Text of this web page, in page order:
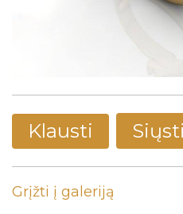
Klausti Siųsti
Grįžti į galeriją